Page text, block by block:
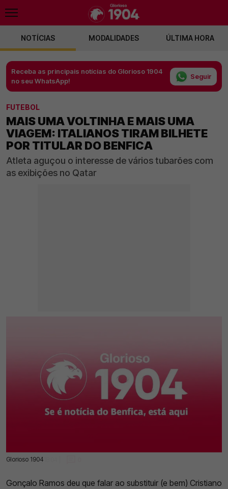
NOTÍCIAS MODALIDADES ÚLTIMA HORA
Receba as principais notícias do Glorioso 1904
no seu WhatsApp!
Seguir
FUTEBOL
MAIS UMA VOLTINHA E MAIS UMA
VIAGEM: ITALIANOS TIRAM BILHETE
POR TITULAR DO BENFICA
Atleta aguçou o interesse de vários tubarões com
as exibições no Qatar
Glorioso 1904
08 Dez 2022 | 18:04 |
Gonçalo Ramos deu que falar ao substituir (e bem) Cristiano